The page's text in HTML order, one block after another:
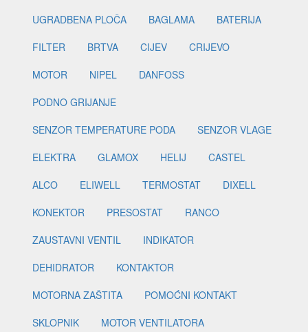
UGRADBENA PLOČA
BAGLAMA
BATERIJA
FILTER
BRTVA CIJEV
CRIJEVO
MOTOR
NIPEL
DANFOSS
PODNO GRIJANJE
SENZOR TEMPERATURE PODA
SENZOR VLAGE
ELEKTRA
GLAMOX HELIJ
CASTEL
ALCO
ELIWELL TERMOSTAT
DIXELL
KONEKTOR
PRESOSTAT
RANCO
ZAUSTAVNI VENTIL
INDIKATOR
DEHIDRATOR
KONTAKTOR
MOTORNA ZAŠTITA
POMOĆNI KONTAKT
SKLOPNIK
MOTOR VENTILATORA